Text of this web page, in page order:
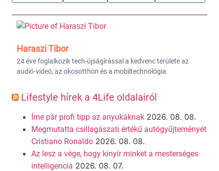
Haraszi Tibor
24 éve foglalkozik tech-újságírással a kedvenc területe az
audió-videó, az okosotthon és a mobiltechnológia.
Lifestyle hírek a 4Life oldalairól
Íme pár profi tipp az anyukáknak 2026. 08. 08.
Megmutatta csillagászati értékű autógyűjteményét
Cristiano Ronaldo 2026. 08. 08.
Az lesz a vége, hogy kinyír minket a mesterséges
intelligencia 2026. 08. 07.